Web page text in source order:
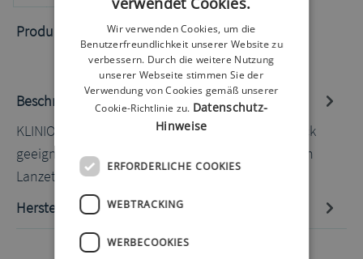
Produktnummer:50050918.2
Beschreibung
KLINION Soft Fine Colour Lanzetten 28G 110 Stück
geeignete Stechhilfe: alle Stechhilfen mit rundem
Lanzettenkörper Hinw…Mehr
Hersteller-Informationen
Wir verwenden Cookies, um die
Benutzerfreundlichkeit unserer Website zu
verbessern. Durch die weitere Nutzung
unserer Webseite stimmen Sie der
Verwendung von Cookies gemäß unserer
Cookie-Richtlinie zu. Datenschutz-
Hinweise
ERFORDERLICHE COOKIES
WEBTRACKING
WERBECOOKIES